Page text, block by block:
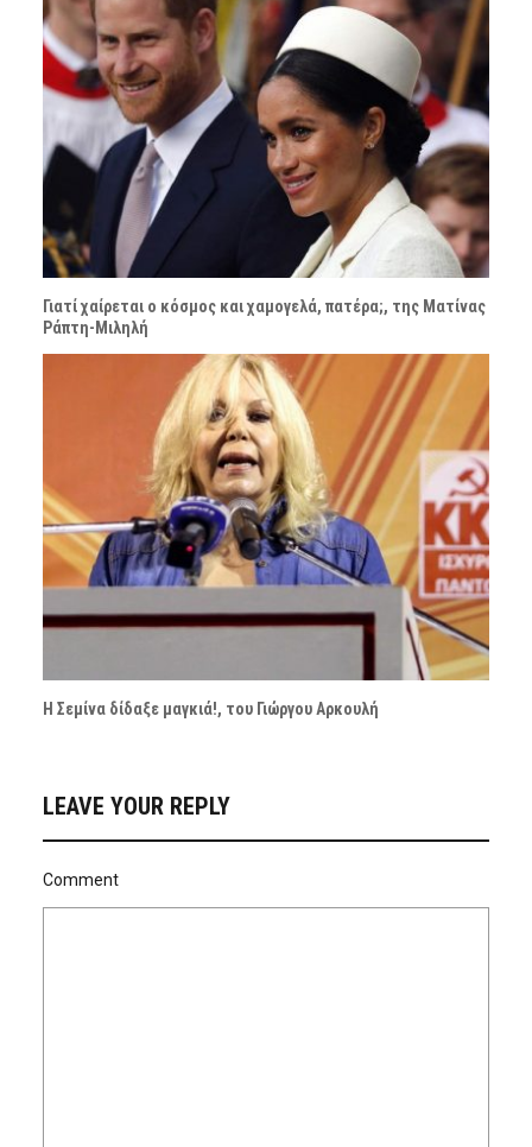
Γιατί χαίρεται ο κόσμος και χαμογελά, πατέρα;, της Ματίνας
Ράπτη-Μιληλή
Η Σεμίνα δίδαξε μαγκιά!, του Γιώργου Αρκουλή
LEAVE YOUR REPLY
Comment